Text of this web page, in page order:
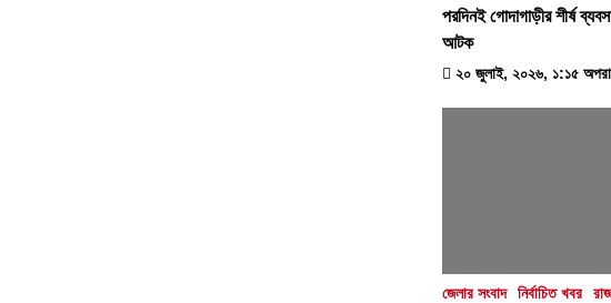
পরদিনই গোদাগাড়ীর শীর্ষ
আটক
২০ জুলাই, ২০২৬, ১:১৫
জেলার সংবাদ নির্বাচিত খবর